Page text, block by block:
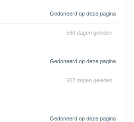
Gedoneerd op deze pagina
588 dagen geleden
Gedoneerd op deze pagina
602 dagen geleden
Gedoneerd op deze pagina